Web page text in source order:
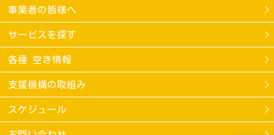
事業者の皆様へ
サービスを探す
各種 空き情報
支援機構の取組み
スケジュール